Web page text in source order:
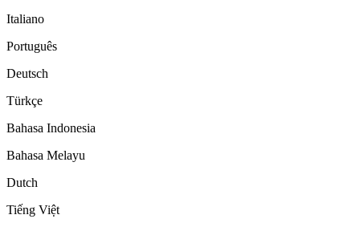
Italiano
Português
Deutsch
Türkçe
Bahasa Indonesia
Bahasa Melayu
Dutch
Tiếng Việt